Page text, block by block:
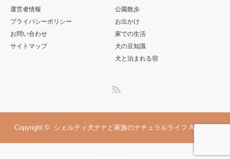
運営者情報
プライバシーポリシー
お問い合わせ
サイトマップ
公園散歩
お出かけ
家での生活
犬の豆知識
犬と泊まれる宿
Copyright © シェルティ犬ナナと家族のナチュラルライフ All rights